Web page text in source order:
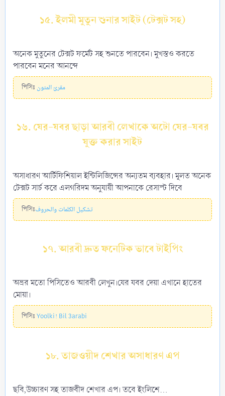
১৫. ইলমী মুতুন শুনার সাইট (টেক্সট সহ)
অনেক মুতুনের টেক্সট ফর্মেট সহ শুনতে পারবেন। মুখস্তও করতে
পারবেন মনের আনন্দে
পিসিঃ مقرئ المتون
১৬. যের-যবর ছাড়া আরবী লেখাকে অটো যের-যবর
যুক্ত করার সাইট
অসাধারণ আর্টিফিশিয়াল ইন্টিলিজিন্সের অন্যতম ব্যবহার। মূলত অনেক
টেক্সট সার্চ করে এলগরিদম অনুযায়ী আপনাকে রেসাল্ট দিবে
পিসিঃتشكيل الكلمات والحروف
১৭. আরবী দ্রুত ফনেটিক ভাবে টাইপিং
অভ্রর মতো পিসিতেও আরবী লেখুন।যের যবর দেয়া এখানে হাতের
মোয়া।
পিসিঃ Yoolki! Bil 3arabi
১৮. তাজওয়ীদ শেখার অসাধারণ এপ
ছবি,উচ্চারণ সহ তাজবীদ শেখার এপ। তবে ইংলিশে...